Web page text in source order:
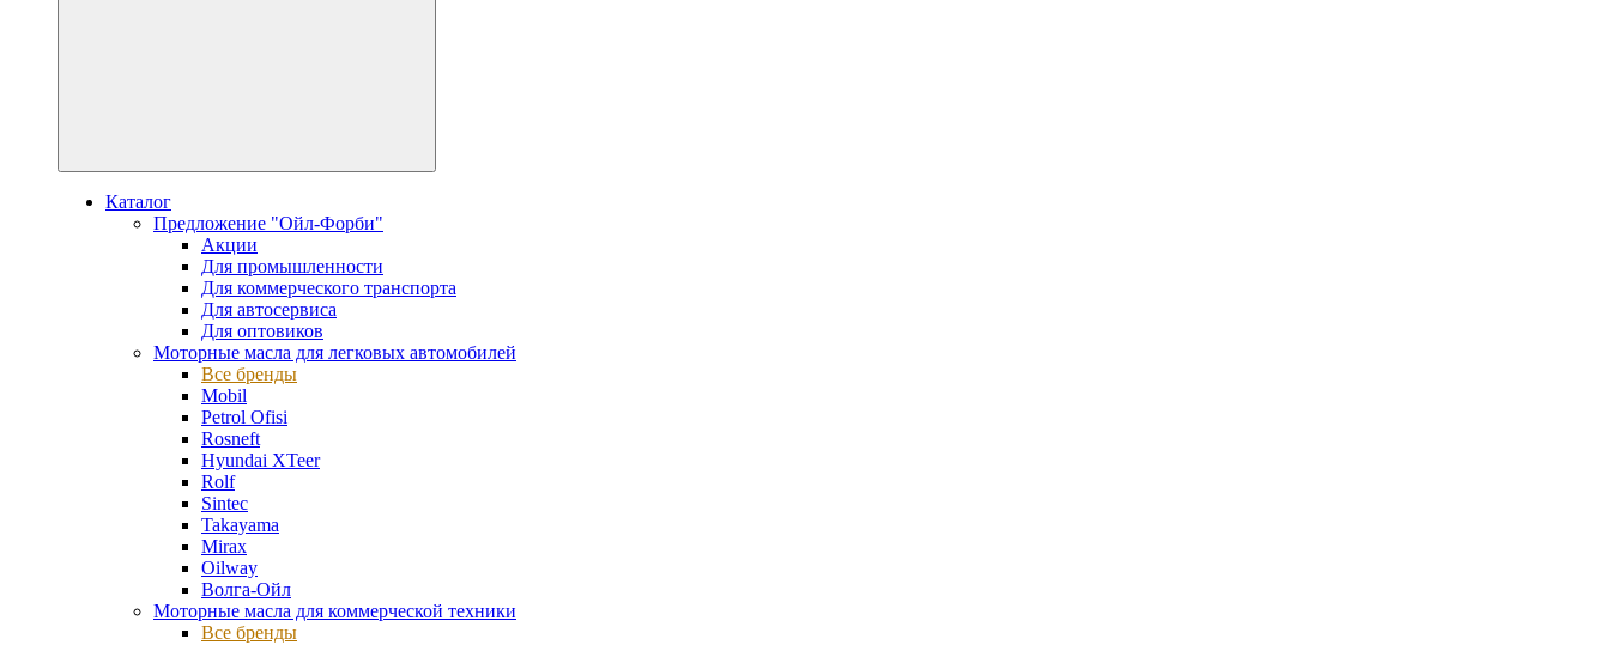
Каталог
Предложение "Ойл-Форби"
Акции
Для промышленности
Для коммерческого транспорта
Для автосервиса
Для оптовиков
Моторные масла для легковых автомобилей
Все бренды
Mobil
Petrol Ofisi
Rosneft
Hyundai XTeer
Rolf
Sintec
Takayama
Mirax
Oilway
Волга-Ойл
Моторные масла для коммерческой техники
Все бренды